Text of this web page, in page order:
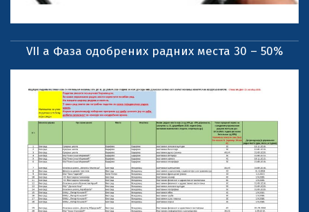
VII a Фаза одобрених радних места 30 – 50%